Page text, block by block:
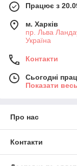
Працює з
м. Харків
пр. Льва
Україна
Контакти
Сьогодні
Показати
Про нас
Контакти